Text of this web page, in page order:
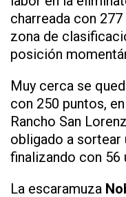
charreada con
zona de
posición
Muy cerca se
con 250 puntos,
Rancho San
obligado a sortear
finalizando con 56
La escaramuza